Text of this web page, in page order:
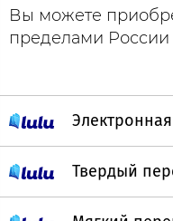
Вы можете
пределами России
Твердый